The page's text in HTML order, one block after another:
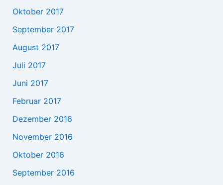
Oktober 2017
September 2017
August 2017
Juli 2017
Juni 2017
Februar 2017
Dezember 2016
November 2016
Oktober 2016
September 2016